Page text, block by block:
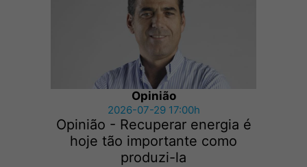
Opinião
2026-07-29 17:00h
Opinião - Recuperar energia é
hoje tão importante como
produzi-la